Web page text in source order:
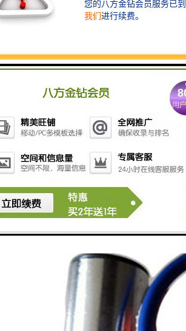
安装调心托辊组。调心托辊组有多种类型如中
横向推力使皮带自动向心达到调整皮带跑偏的
因是较短皮带输送机更容易跑偏并且不容易调整
定的影响。